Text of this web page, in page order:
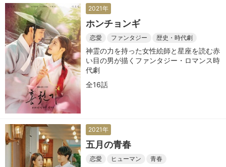
2021年
ホンチョンギ
恋愛 ファンタジー 歴史・時代劇
神霊の力を持った女性絵師と星座を読む赤
い目の男が描くファンタジー・ロマンス時
代劇
全16話
2021年
五月の青春
恋愛 ヒューマン 青春